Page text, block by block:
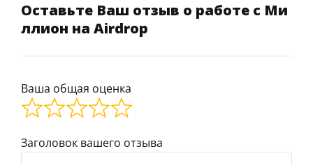
Оставьте Ваш отзыв о работе с Ми
ллион на Airdrop
Ваша общая оценка
Заголовок вашего отзыва